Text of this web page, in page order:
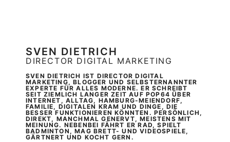
SVEN DIETRICH
DIRECTOR DIGITAL MARKETING
SVEN DIETRICH IST DIRECTOR DIGITAL
MARKETING, BLOGGER UND SELBSTERNANNTER
EXPERTE FÜR ALLES MODERNE. ER SCHREIBT
SEIT ZIEMLICH LANGER ZEIT AUF POP64 ÜBER
INTERNET, ALLTAG, HAMBURG-MEIENDORF,
FAMILIE, DIGITALEN KRAM UND DINGE, DIE
BESSER FUNKTIONIEREN KÖNNTEN. PERSÖNLICH,
DIREKT, MANCHMAL GENERVT, MEISTENS MIT
MEINUNG. NEBENBEI FÄHRT ER RAD, SPIELT
BADMINTON, MAG BRETT- UND VIDEOSPIELE,
GÄRTNERT UND KOCHT GERN.